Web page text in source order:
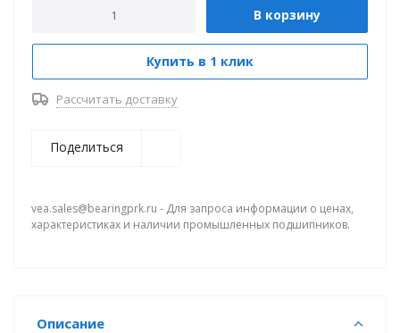
В корзину
Купить в 1 клик
Рассчитать доставку
Поделиться
vea.sales@bearingprk.ru - Для запроса информации о ценах,
характеристиках и наличии промышленных подшипников.
Описание